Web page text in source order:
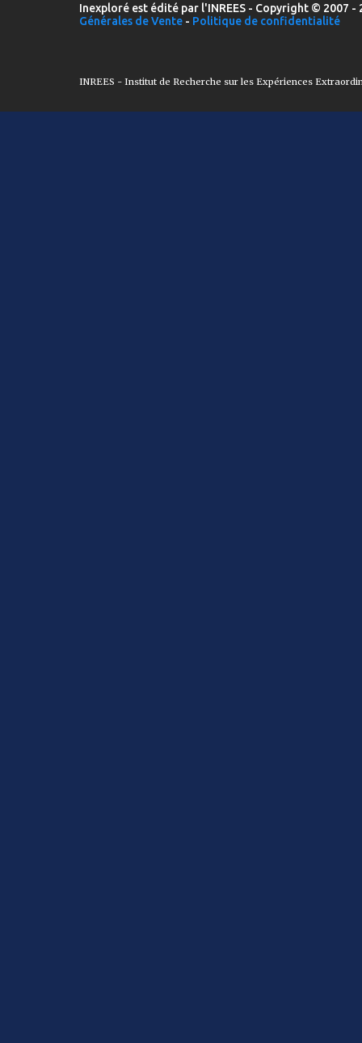
Inexploré est édité par l'INREES - Copyright © 2007
Générales de Vente - Politique de confidentialité
INREES - Institut de Recherche sur les Expériences